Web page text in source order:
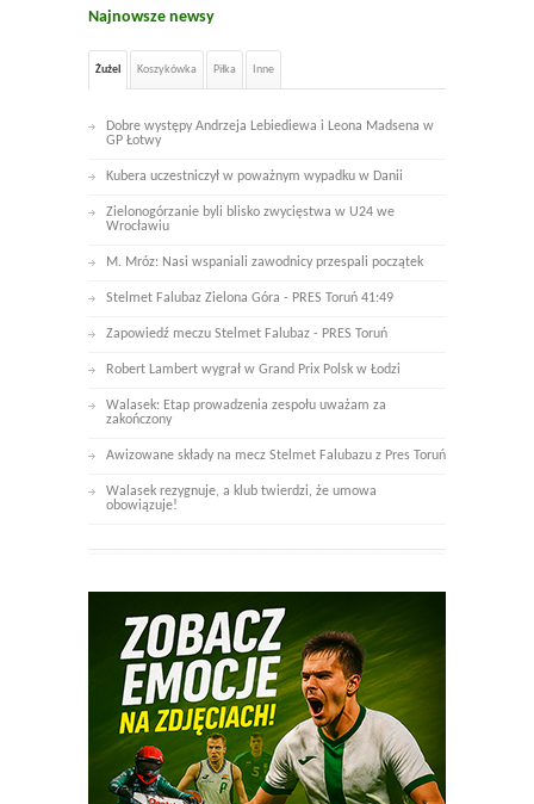
Najnowsze newsy
Żużel Koszykówka Piłka Inne
Dobre występy Andrzeja Lebiediewa i Leona Madsena w
GP Łotwy
Kubera uczestniczył w poważnym wypadku w Danii
Zielonogórzanie byli blisko zwycięstwa w U24 we
Wrocławiu
M. Mróz: Nasi wspaniali zawodnicy przespali początek
Stelmet Falubaz Zielona Góra - PRES Toruń 41:49
Zapowiedź meczu Stelmet Falubaz - PRES Toruń
Robert Lambert wygrał w Grand Prix Polsk w Łodzi
Walasek: Etap prowadzenia zespołu uważam za
zakończony
Awizowane składy na mecz Stelmet Falubazu z Pres Toruń
Walasek rezygnuje, a klub twierdzi, że umowa
obowiązuje!